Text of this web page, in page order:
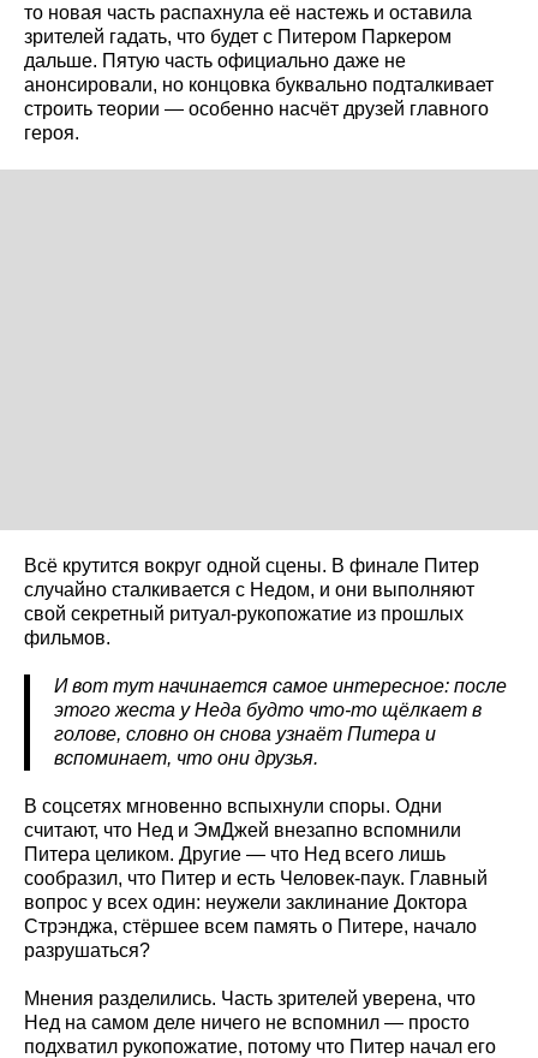
то новая часть распахнула её настежь и оставила
зрителей гадать, что будет с Питером Паркером
дальше. Пятую часть официально даже не
анонсировали, но концовка буквально подталкивает
строить теории — особенно насчёт друзей главного
героя.
Всё крутится вокруг одной сцены. В финале Питер
случайно сталкивается с Недом, и они выполняют
свой секретный ритуал-рукопожатие из прошлых
фильмов.
И вот тут начинается самое интересное: после
этого жеста у Неда будто что-то щёлкает в
голове, словно он снова узнаёт Питера и
вспоминает, что они друзья.
В соцсетях мгновенно вспыхнули споры. Одни
считают, что Нед и ЭмДжей внезапно вспомнили
Питера целиком. Другие — что Нед всего лишь
сообразил, что Питер и есть Человек-паук. Главный
вопрос у всех один: неужели заклинание Доктора
Стрэнджа, стёршее всем память о Питере, начало
разрушаться?
Мнения разделились. Часть зрителей уверена, что
Нед на самом деле ничего не вспомнил — просто
подхватил рукопожатие, потому что Питер начал его